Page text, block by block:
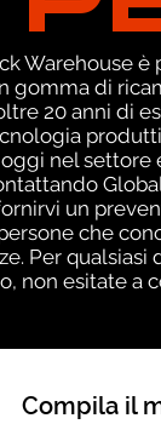
Warehouse
gomma di
20 anni di
nel settore
un
che
Per
non esitate a
Compila il